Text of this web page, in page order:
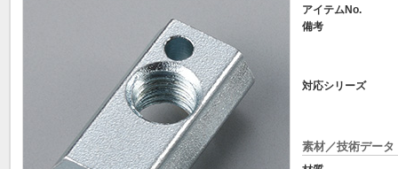
アイテムNo.
備考
対応シリーズ
素材／技術データ